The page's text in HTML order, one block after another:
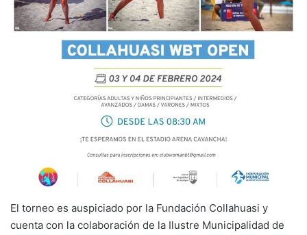
El torneo es auspiciado por la Fundación Collahuasi y
cuenta con la colaboración de la Ilustre Municipalidad de